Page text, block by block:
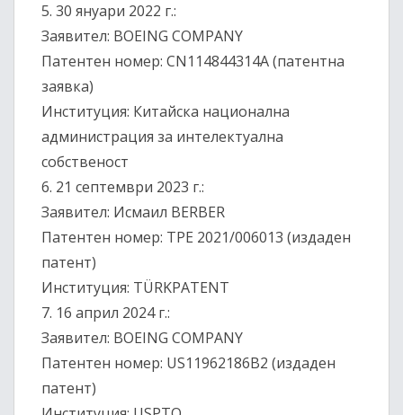
5.⁠ ⁠30 януари 2022 г.:
Заявител: BOEING COMPANY
Патентен номер: CN114844314A (патентна
заявка)
Институция: Китайска национална
администрация за интелектуална
собственост
6.⁠ ⁠21 септември 2023 г.:
Заявител: Исмаил BERBER
Патентен номер: TPE 2021/006013 (издаден
патент)
Институция: TÜRKPATENT
7.⁠ ⁠16 април 2024 г.:
Заявител: BOEING COMPANY
Патентен номер: US11962186B2 (издаден
патент)